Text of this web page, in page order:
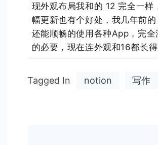
现外观布局我和的 12 完全一样
幅更新也有个好处，我几年前
还能顺畅的使用各种App，完全
的必要，现在连外观和16都长得
Tagged In notion 写作